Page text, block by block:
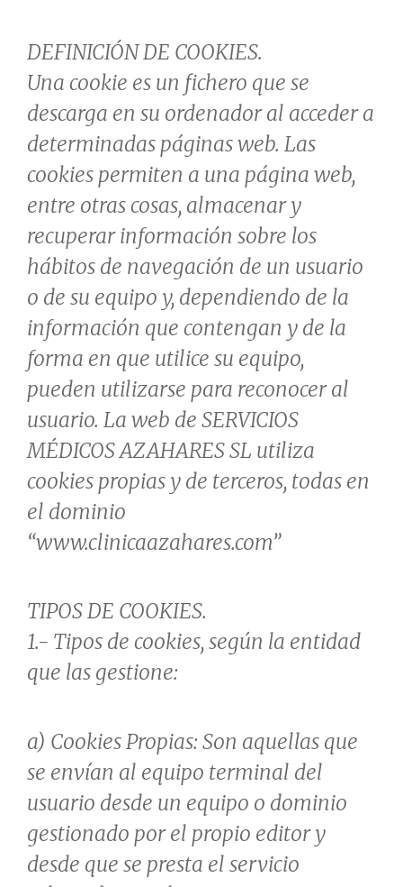
DEFINICIÓN DE COOKIES.
Una cookie es un fichero que se
descarga en su ordenador al acceder a
determinadas páginas web. Las
cookies permiten a una página web,
entre otras cosas, almacenar y
recuperar información sobre los
hábitos de navegación de un usuario
o de su equipo y, dependiendo de la
información que contengan y de la
forma en que utilice su equipo,
pueden utilizarse para reconocer al
usuario. La web de SERVICIOS
MÉDICOS AZAHARES SL utiliza
cookies propias y de terceros, todas en
el dominio
“www.clinicaazahares.com”
TIPOS DE COOKIES.
1.- Tipos de cookies, según la entidad
que las gestione:
a) Cookies Propias: Son aquellas que
se envían al equipo terminal del
usuario desde un equipo o dominio
gestionado por el propio editor y
desde que se presta el servicio